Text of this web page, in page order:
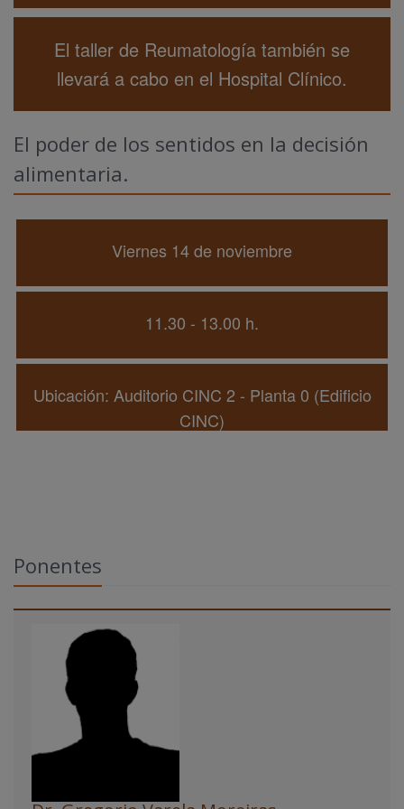
El taller de Reumatología también se
llevará a cabo en el Hospital Clínico.
El poder de los sentidos en la decisión
alimentaria.
Viernes 14 de noviembre
11.30 - 13.00 h.
Ubicación: Auditorio CINC 2 - Planta 0 (Edificio
CINC)
Ponentes